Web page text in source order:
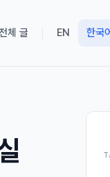
체 글 EN 한국